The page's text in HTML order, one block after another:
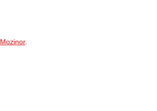
Mozinor.